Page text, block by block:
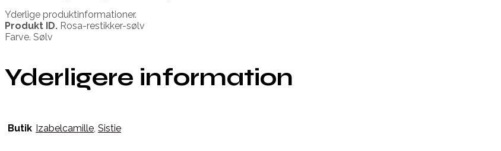
Yderlige produktinformationer.
Produkt ID. Rosa-restikker-sølv
Farve. Sølv
Yderligere information
Butik Izabelcamille, Sistie